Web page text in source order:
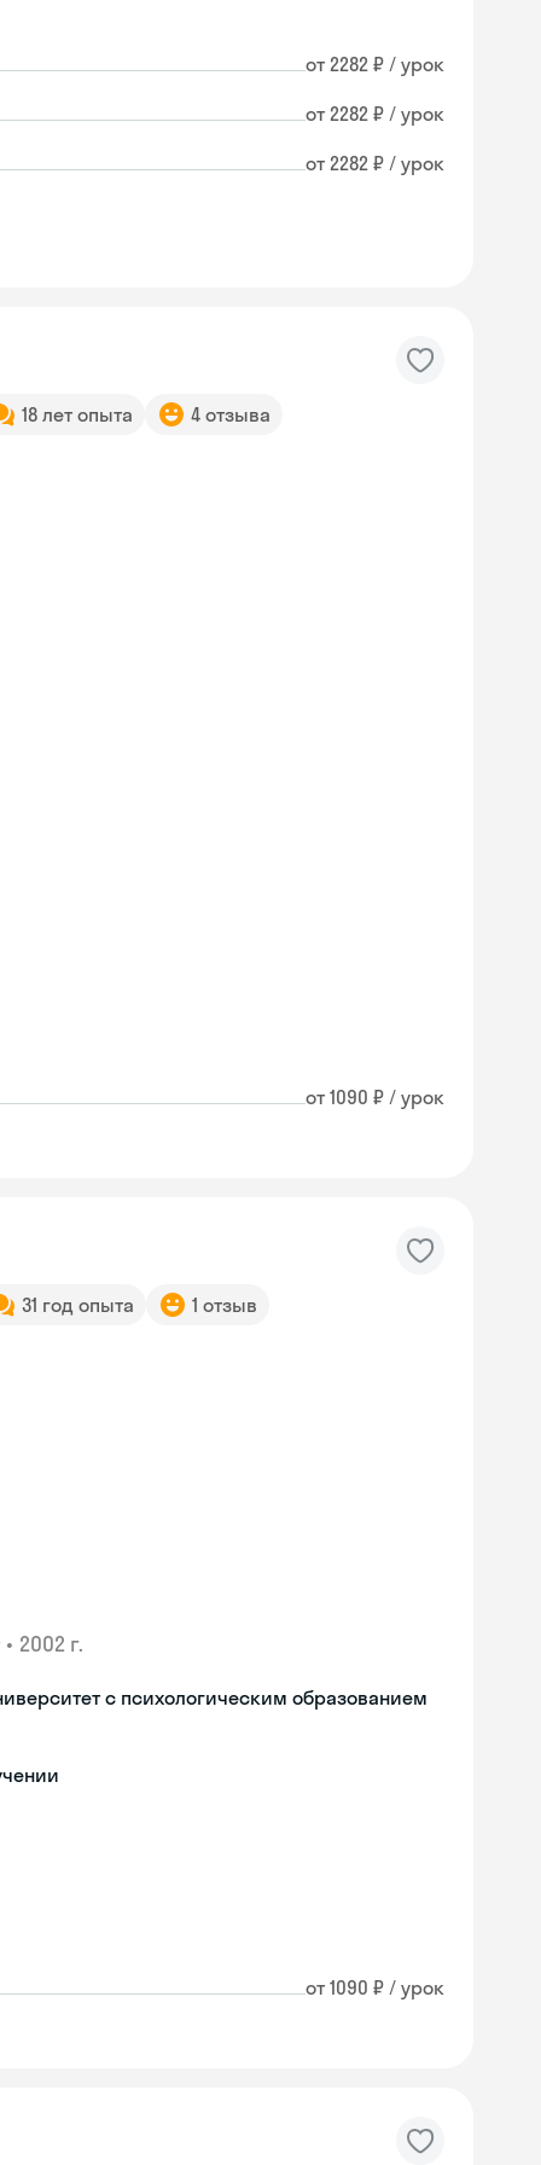
от 2282 ₽ / урок
от 2282 ₽ / урок
от 2282 ₽ / урок
18 лет опыта 4 отзыва
от 1090 ₽ / урок
31 год опыта 1 отзыв
• 2002 г.
с психологическим образованием
от 1090 ₽ / урок